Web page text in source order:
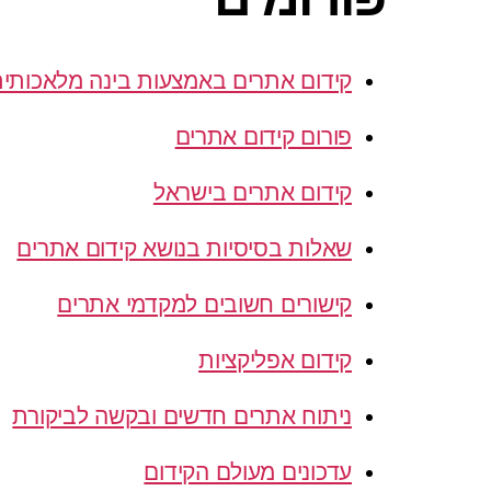
קידום אתרים באמצעות בינה
פורום קידום אתרים
קידום אתרים בישראל
שאלות בסיסיות בנושא קידום אתרים
קישורים חשובים למקדמי אתרים
קידום אפליקציות
ניתוח אתרים חדשים ובקשה לביקורת
עדכונים מעולם הקידום